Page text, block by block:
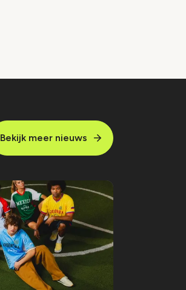
Bekijk meer nieuws